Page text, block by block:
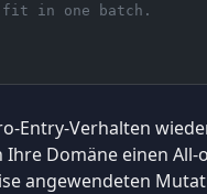
in one batch.
Entry-Verhalten
Ihre Domäne einen
angewendeten